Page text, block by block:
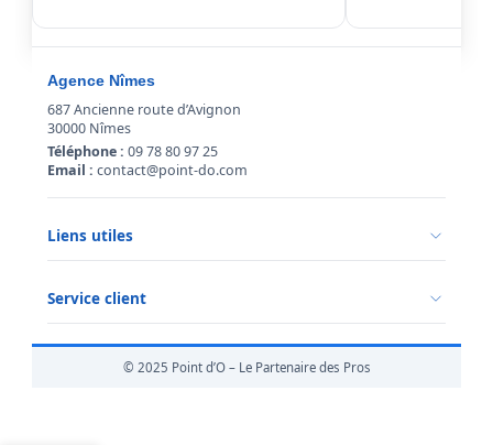
Agence Nîmes
687 Ancienne route d’Avignon
30000 Nîmes
Téléphone : 09 78 80 97 25
Email : contact@point-do.com
Liens utiles
Conditions générales de vente
Mentions légales
Service client
Informations livraison© 2025 Point d’O – Le Partenaire des Pros